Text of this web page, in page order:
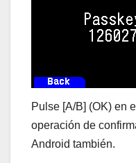
Pulse [A/B] (OK) en
operación de
Android también.